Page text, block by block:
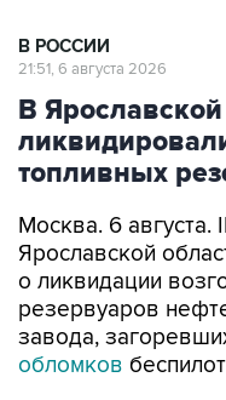
В РОССИИ
21:51, 6 августа 2026
В Ярославской
топливных
Москва. 6 августа.
Ярославской
о ликвидации
резервуаров
завода,
обломков